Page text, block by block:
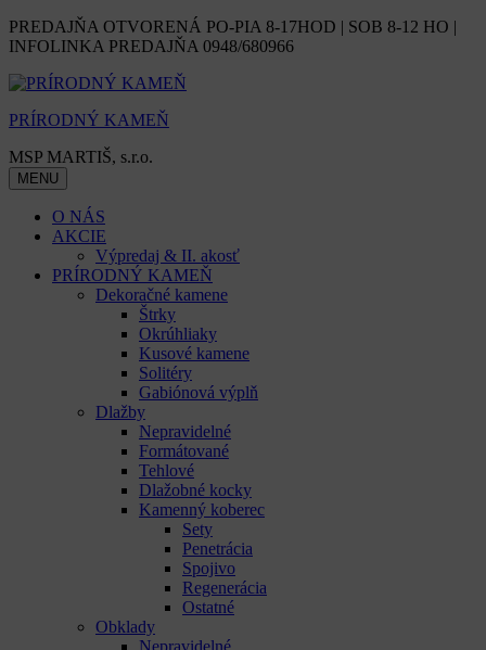
Skip
to
PREDAJŇA OTVORENÁ PO-PIA 8-17HOD | SOB 8-12 HO |
INFOLINKA PREDAJŇA 0948/680966
PRÍRODNÝ KAMEŇ
MSP MARTIŠ, s.r.o.
MENU
O NÁS
AKCIE
Výpredaj & II. akosť
PRÍRODNÝ KAMEŇ
Dekoračné kamene
Štrky
Okrúhliaky
Kusové kamene
Solitéry
Gabiónová výplň
Dlažby
Nepravidelné
Formátované
Tehlové
Dlažobné kocky
Kamenný koberec
Sety
Penetrácia
Spojivo
Regenerácia
Ostatné
Obklady
Nepravidelné